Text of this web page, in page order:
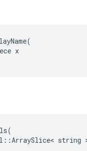
x
(
::ArraySlice< string